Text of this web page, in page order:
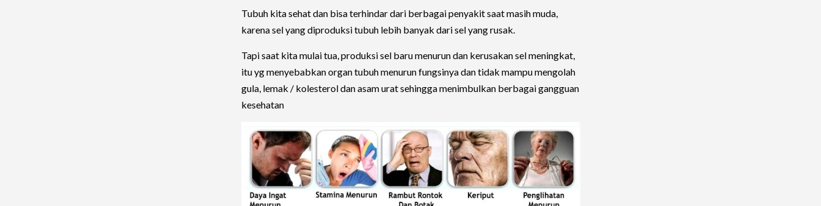
Tubuh kita sehat dan bisa terhindar dari berbagai penyakit saat masih muda,
karena sel yang diproduksi tubuh lebih banyak dari sel yang rusak.
Tapi saat kita mulai tua, produksi sel baru menurun dan kerusakan sel meningkat,
itu yg menyebabkan organ tubuh menurun fungsinya dan tidak mampu mengolah
gula, lemak / kolesterol dan asam urat sehingga menimbulkan berbagai gangguan
kesehatan